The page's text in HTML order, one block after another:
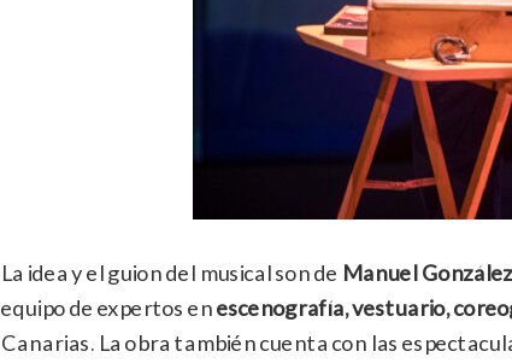
La idea y el guion del musical son de Manuel González
equipo de expertos enescenografía, vestuario,
Canarias. La obra también cuenta con las